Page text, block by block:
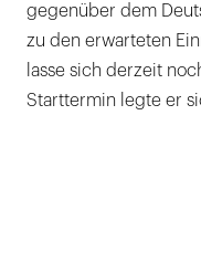
gegenüber dem
zu den erwarteten
lasse sich derzeit
Starttermin legte er